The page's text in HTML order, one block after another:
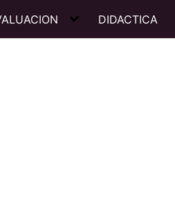
DIDACTICA